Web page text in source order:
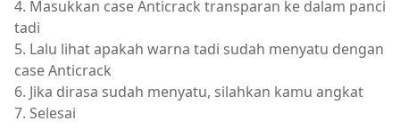
4. Masukkan case Anticrack transparan ke dalam panci
tadi
5. Lalu lihat apakah warna tadi sudah menyatu dengan
case Anticrack
6. Jika dirasa sudah menyatu, silahkan kamu angkat
7. Selesai